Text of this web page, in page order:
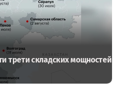
трети складских мощностей